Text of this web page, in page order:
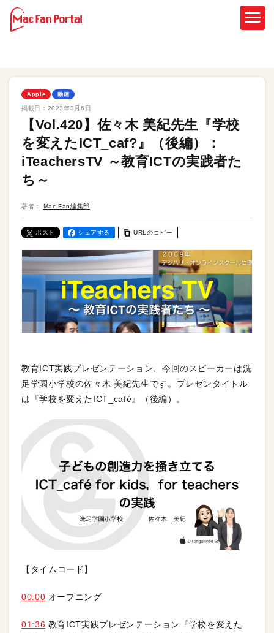
Apple 動画
掲載日： 2023年3月6日
【Vol.420】佐々木 美紀先生『学校
を変えたICT_caf?』（後編）：
iTeachersTV ～教育ICTの実践者た
ち～
著者： Mac Fan編集部
ポスト シェアする URLのコピー
教育ICT実践プレゼンテーション、今回のスピーカーは洗
足学園小学校の佐々木 美紀先生です。プレゼンタイトル
は『学校を変えたICT_café』（後編）。
【タイムコード】
00:00 オープニング
01:36 教育ICT実践プレゼンテーション『学校を変えた